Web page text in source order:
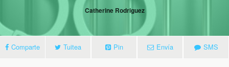
Catherine Rodriguez
Comparte Tuitea Pin Envía SMS